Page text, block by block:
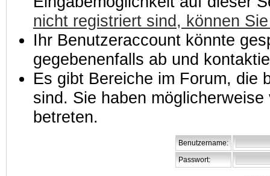
nicht registriert sind, können
Ihr Benutzeraccount könnte
gegebenenfalls ab und
Es gibt Bereiche im Forum, die
sind. Sie haben
betreten.
Benutzername:
Passwort: